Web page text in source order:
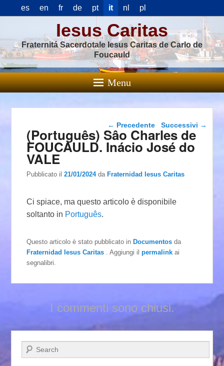
es en fr de pt it nl pl
Iesus Caritas
Fraternitá Sacerdotale Iesus Caritas de Carlo de
Foucauld
Menu
Navigazione articolo
← Precedente Successivi →
(Português) Sâo Charles de
FOUCAULD. Inácio José do
VALE
Pubblicato il21/01/2024 daFraternidad Iesus Caritas
Ci spiace, ma questo articolo è disponibile
soltanto in Português.
Questo articolo è stato pubblicato inDocumentos da
Fraternidad Iesus Caritas
. Aggiungi ilpermalink ai
segnalibri.
I commenti sono chiusi.
Cerca